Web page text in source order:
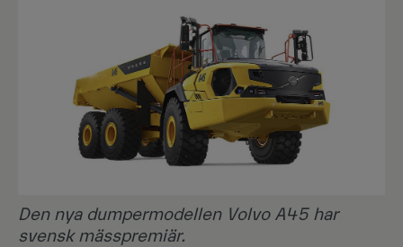
Den nya dumpermodellen Volvo A45 har
svensk mässpremiär.